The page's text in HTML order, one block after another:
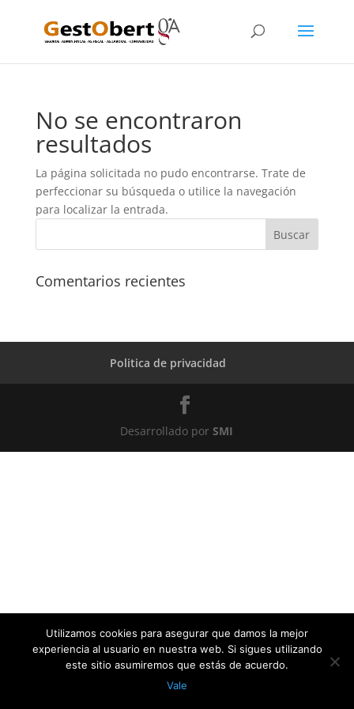
No se encontraron
resultados
La página solicitada no pudo encontrarse. Trate de
perfeccionar su búsqueda o utilice la navegación
para localizar la entrada.
Comentarios recientes
Politica de privacidad
Desarrollado porSMI
Utilizamos cookies para asegurar que damos la mejor
experiencia al usuario en nuestra web. Si sigues utilizando
este sitio asumiremos que estás de acuerdo.
Vale